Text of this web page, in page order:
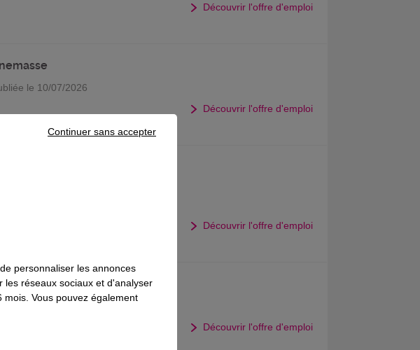
Découvrir l'offre d'emploi
le 10/07/2026
Découvrir l'offre d'emploi
Découvrir l'offre d'emploi
- Vizille
le 10/07/2026
Découvrir l'offre d'emploi
personnaliser les annonces
les réseaux sociaux et d'analyser
Vous pouvez également
Continuer sans accepter